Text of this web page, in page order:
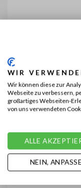
WIR
Wir können diese zur
Webseite zu verbessern,
großartiges Webseiten-
von uns verwendeten
ALLE
NEIN,